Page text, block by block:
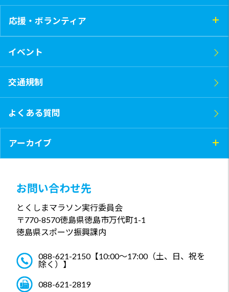
応援・ボランティア
イベント
交通規制
よくある質問
アーカイブ
お問い合わせ先
とくしまマラソン実行委員会
〒770-8570徳島県徳島市万代町1-1
徳島県スポーツ振興課内
088-621-2150【10:00～17:00（土、日、祝を
除く）】
088-621-2819